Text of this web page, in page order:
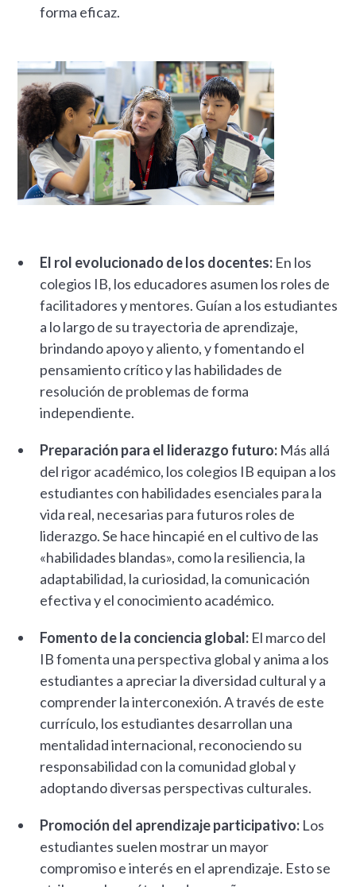
forma eficaz.
El rol evolucionado de los docentes: En los
colegios IB, los educadores asumen los roles de
facilitadores y mentores. Guían a los estudiantes
a lo largo de su trayectoria de aprendizaje,
brindando apoyo y aliento, y fomentando el
pensamiento crítico y las habilidades de
resolución de problemas de forma
independiente.
Preparación para el liderazgo futuro: Más allá
del rigor académico, los colegios IB equipan a los
estudiantes con habilidades esenciales para la
vida real, necesarias para futuros roles de
liderazgo. Se hace hincapié en el cultivo de las
«habilidades blandas», como la resiliencia, la
adaptabilidad, la curiosidad, la comunicación
efectiva y el conocimiento académico.
Fomento de la conciencia global: El marco del
IB fomenta una perspectiva global y anima a los
estudiantes a apreciar la diversidad cultural y a
comprender la interconexión. A través de este
currículo, los estudiantes desarrollan una
mentalidad internacional, reconociendo su
responsabilidad con la comunidad global y
adoptando diversas perspectivas culturales.
Promoción del aprendizaje participativo: Los
estudiantes suelen mostrar un mayor
compromiso e interés en el aprendizaje. Esto se